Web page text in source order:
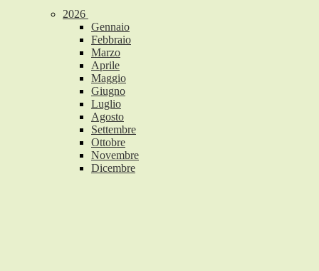
2026
Gennaio
Febbraio
Marzo
Aprile
Maggio
Giugno
Luglio
Agosto
Settembre
Ottobre
Novembre
Dicembre